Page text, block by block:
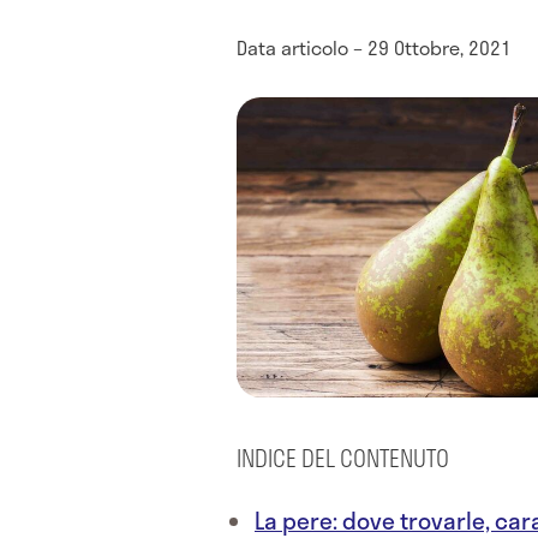
Data articolo – 29 Ottobre, 2021
INDICE DEL CONTENUTO
La pere: dove trovarle,